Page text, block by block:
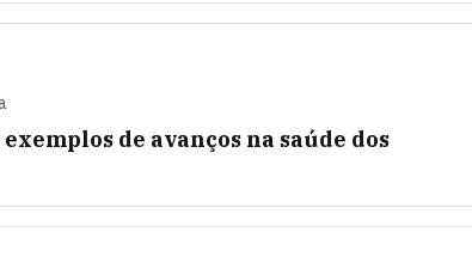
de avanços na saúde dos